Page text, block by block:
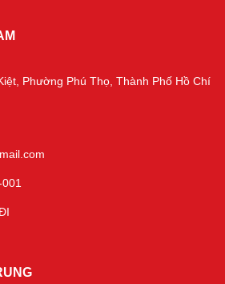
Phường Phú Thọ, Thành Phố Hồ Chí